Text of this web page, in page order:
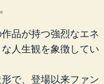
品が持つ強烈なエネ
人生観を象徴してい
で、登場以来ファン